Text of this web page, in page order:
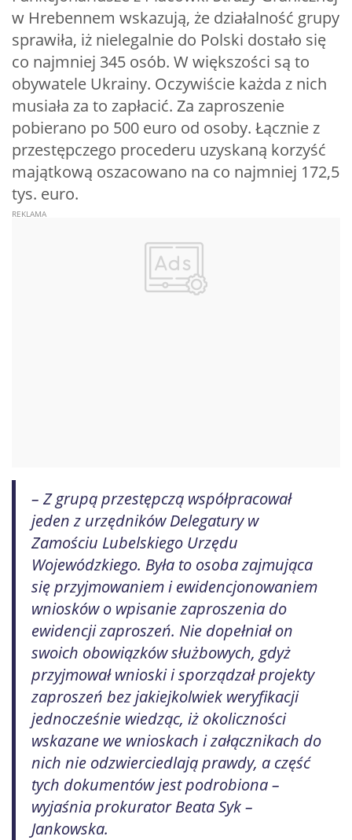
w Hrebennem wskazują, że działalność grupy
sprawiła, iż nielegalnie do Polski dostało się
co najmniej 345 osób. W większości są to
obywatele Ukrainy. Oczywiście każda z nich
musiała za to zapłacić. Za zaproszenie
pobierano po 500 euro od osoby. Łącznie z
przestępczego procederu uzyskaną korzyść
majątkową oszacowano na co najmniej 172,5
tys. euro.
– Z grupą przestępczą współpracował
jeden z urzędników Delegatury w
Zamościu Lubelskiego Urzędu
Wojewódzkiego. Była to osoba zajmująca
się przyjmowaniem i ewidencjonowaniem
wniosków o wpisanie zaproszenia do
ewidencji zaproszeń. Nie dopełniał on
swoich obowiązków służbowych, gdyż
przyjmował wnioski i sporządzał projekty
zaproszeń bez jakiejkolwiek weryfikacji
jednocześnie wiedząc, iż okoliczności
wskazane we wnioskach i załącznikach do
nich nie odzwierciedlają prawdy, a część
tych dokumentów jest podrobiona –
wyjaśnia prokurator Beata Syk –
Jankowska.